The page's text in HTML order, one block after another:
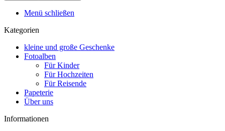
Menü schließen
Kategorien
kleine und große Geschenke
Fotoalben
Für Kinder
Für Hochzeiten
Für Reisende
Papeterie
Über uns
Informationen